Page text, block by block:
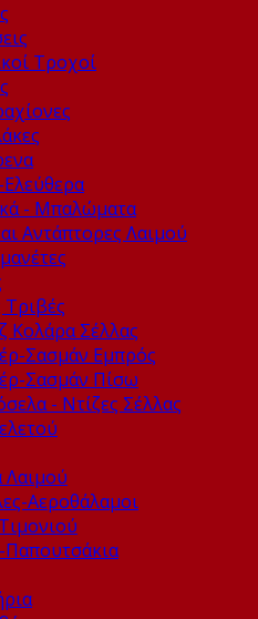
Τροχοί
Ελεύθερα
- Μπαλώματα
Αντάπτορες Λαιμού
Κολάρα Σέλλας
Σασμάν Εμπρός
Σασμάν Πίσω
- Ντίζες Σέλλας
Λαιμού
Αεροθάλαμοι
Παπουτσάκια